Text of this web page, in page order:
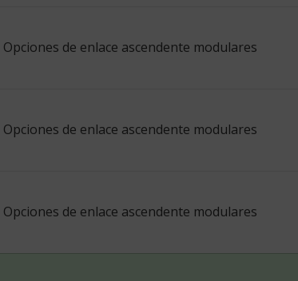
Opciones de enlace ascendente modulares
Opciones de enlace ascendente modulares
Opciones de enlace ascendente modulares